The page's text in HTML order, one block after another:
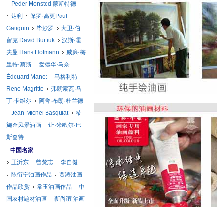
Peder Monsted 蒙斯特德
达利
保罗·高更Paul
Gauguin
毕沙罗
大卫·伯
留克 David Burliuk
汉斯·霍
夫曼 Hans Hofmann
威廉·梅
里特·蔡斯
爱德华·马奈
Édouard Manet
马格利特
Rene Magritte
弗朗索瓦·马
丁·卡维尔
阿舍·布朗·杜兰德
Jean-Michel Basquiat
希
施金风景油画
让·米歇尔·巴
斯奎特
中国名家
王沂东
曾梵志
李自健
陈衍宁油画作品
贾涛油画
作品欣赏
常玉油画作品
中
国农村题材油画
靳尚谊 油画